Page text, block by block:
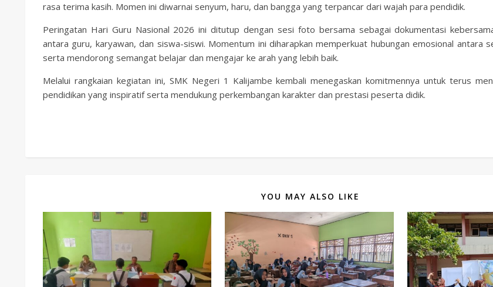
rasa terima kasih. Momen ini diwarnai senyum, haru, dan bangga yang terpancar dari wajah para pendidik.
Peringatan Hari Guru Nasional 2026 ini ditutup dengan sesi foto bersama sebagai dokumentasi
antara guru, karyawan, dan siswa-siswi. Momentum ini diharapkan memperkuat hubungan emosional antara
serta mendorong semangat belajar dan mengajar ke arah yang lebih baik.
Melalui rangkaian kegiatan ini, SMK Negeri 1 Kalijambe kembali menegaskan komitmennya untuk terus
pendidikan yang inspiratif serta mendukung perkembangan karakter dan prestasi peserta didik.
YOU MAY ALSO LIKE